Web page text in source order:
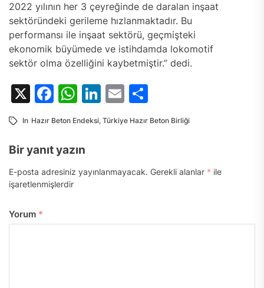
2022 yılının her 3 çeyreğinde de daralan inşaat
sektöründeki gerileme hızlanmaktadır. Bu
performansı ile inşaat sektörü, geçmişteki
ekonomik büyümede ve istihdamda lokomotif
sektör olma özelliğini kaybetmiştir.” dedi.
X Facebook
WhatsApp
LinkedIn
Email
In Hazır Beton Endeksi, Türkiye Hazır Beton Birliği
Bir yanıt yazın
E-posta adresiniz yayınlanmayacak. Gerekli alanlar * ile
işaretlenmişlerdir
Yorum *